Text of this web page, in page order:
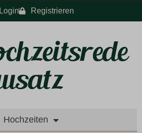
Login Registrieren
Hochzeiten